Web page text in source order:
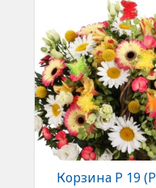
Корзина Р 19